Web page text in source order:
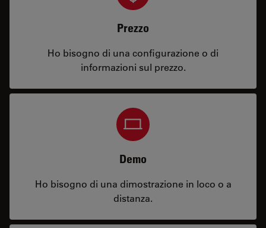
Prezzo
Ho bisogno di una configurazione o di
informazioni sul prezzo.
Demo
Ho bisogno di una dimostrazione in loco o a
distanza.